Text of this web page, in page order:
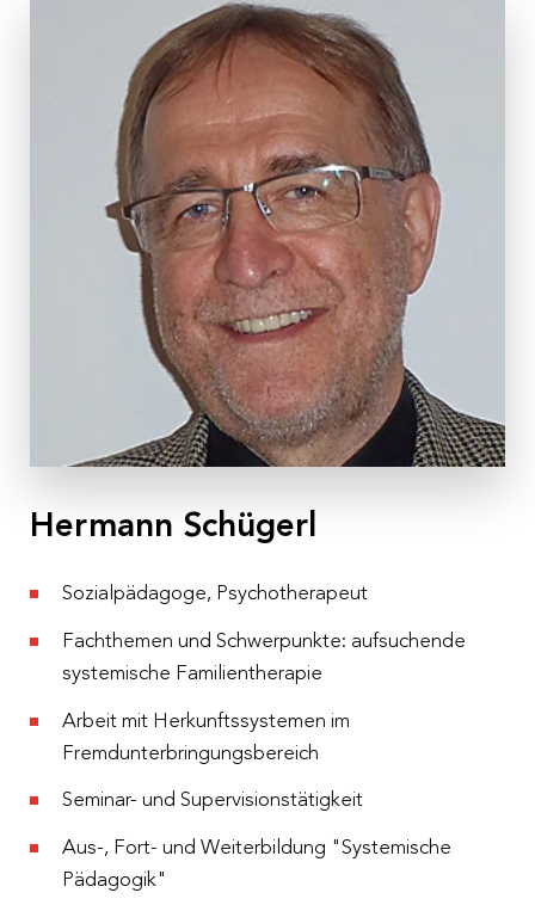
Nachhaltigkeit
Partner:innen
Anmeldung & Informationen
Veranstaltungs-ID
Eltern SBG 09/23
Mo, 02.10. – Di, 03.10.2023
jeweils 9:00 – 17:00 Uhr
Kolpinghaus Salzburg, Adolf-Kolping-Straße 10, 5020
€ 200,– werden automatisch vom Fortbildungsbudget
Anmeldeschluss
internen Veranstaltung werden 50%, 7 Tage vor
Beginn einer internen Veranstaltung werden 100%
der Teilnahmegebühr einbehalten, sofern kein*e
Hermann Schügerl
Sozialpädagoge, Psychotherapeut
Fachthemen und Schwerpunkte: aufsuchende
systemische Familientherapie
Arbeit mit Herkunftssystemen im
Fremdunterbringungsbereich
Seminar- und Supervisionstätigkeit
Aus-, Fort- und Weiterbildung "Systemische
Pädagogik"